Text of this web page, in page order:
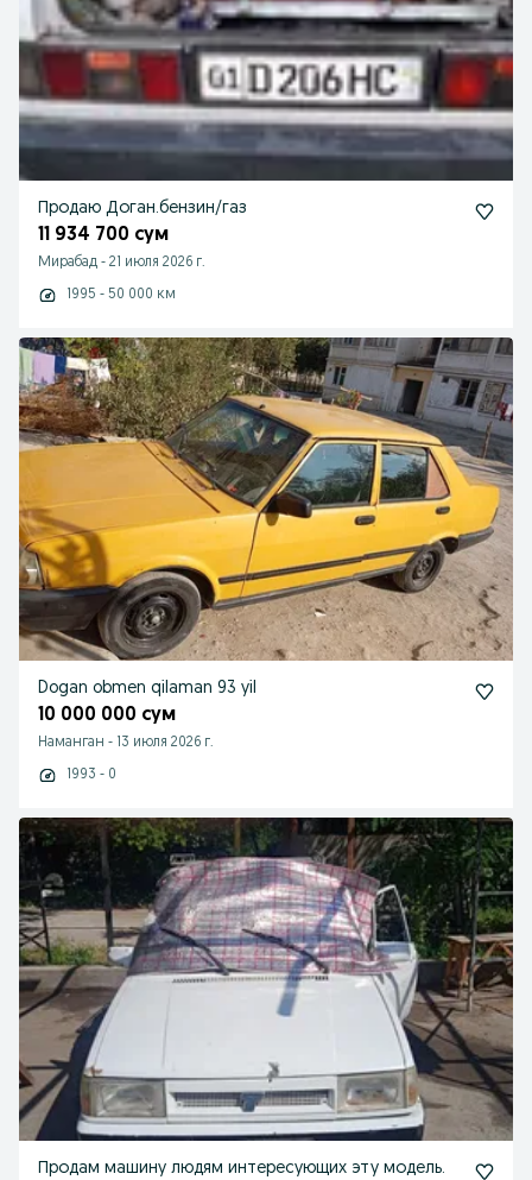
Продаю Доган.бензин/газ
11 934 700 сум
Мирабад - 21 июля 2026 г.
1995 - 50 000 км
Dogan obmen qilaman 93 yil
10 000 000 сум
Наманган - 13 июля 2026 г.
1993 - 0
Продам машину людям интересующих эту модель.